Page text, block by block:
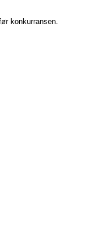
konkurransen.